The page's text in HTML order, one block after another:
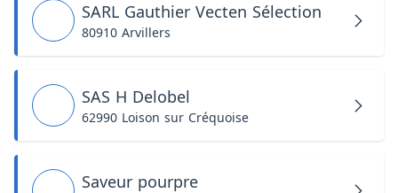
SARL Gauthier Vecten Sélection
80910 Arvillers
SAS H Delobel
62990 Loison sur Créquoise
Saveur pourpre